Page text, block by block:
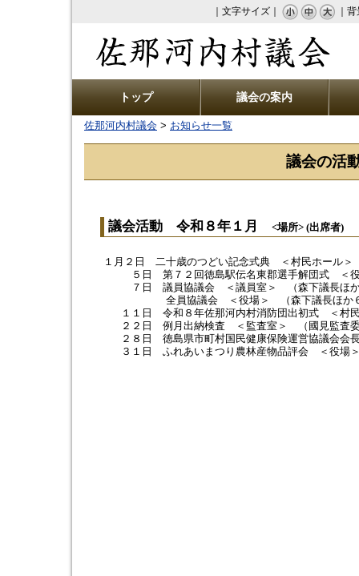
｜文字サイズ｜ ｜
トップ 議会の案内
佐那河内村議会 > お知らせ一覧
議会の活
議会活動 令和８年１月 <場所> (出席者)
１月２日 二十歳のつどい記念式典 ＜村民ホール
５日 第７２回徳島駅伝名東郡選手解団式 ＜役
７日 議員協議会 ＜議員室＞ （森下議長ほか
全員協議会 ＜役場＞ （森下議長ほか６
１１日 令和８年佐那河内村消防団出初式 ＜村民
２２日 例月出納検査 ＜監査室＞ （國見監査委
２８日 徳島県市町村国民健康保険運営協議会会
３１日 ふれあいまつり農林産物品評会 ＜役場